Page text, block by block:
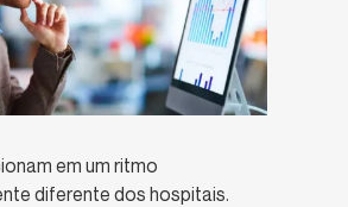
em um ritmo
diferente dos hospitais.